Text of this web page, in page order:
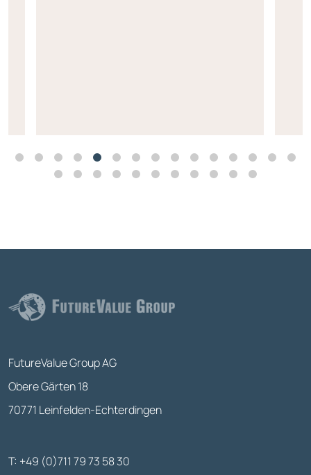
FutureValue Group AG
Obere Gärten 18
70771 Leinfelden-Echterdingen
T: +49 (0)711 79 73 58 30